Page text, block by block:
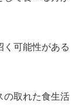
く可能性がある
の取れた食生活